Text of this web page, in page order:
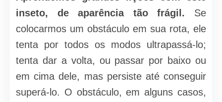
inseto, de aparência tão frágil. Se
colocarmos um obstáculo em sua rota, ele
tenta por todos os modos ultrapassá-lo;
tenta dar a volta, ou passar por baixo ou
em cima dele, mas persiste até conseguir
superá-lo. O obstáculo, em alguns casos,